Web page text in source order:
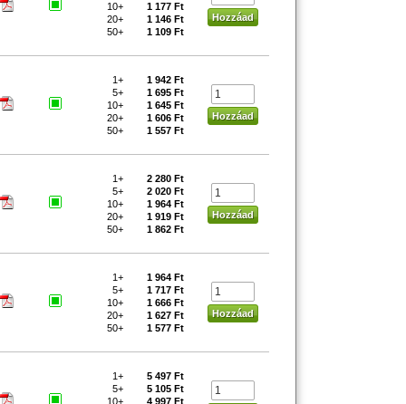
10+
1 177 Ft
20+
1 146 Ft
50+
1 109 Ft
1+
1 942 Ft
5+
1 695 Ft
10+
1 645 Ft
20+
1 606 Ft
50+
1 557 Ft
1+
2 280 Ft
5+
2 020 Ft
10+
1 964 Ft
20+
1 919 Ft
50+
1 862 Ft
1+
1 964 Ft
5+
1 717 Ft
10+
1 666 Ft
20+
1 627 Ft
50+
1 577 Ft
1+
5 497 Ft
5+
5 105 Ft
10+
4 997 Ft